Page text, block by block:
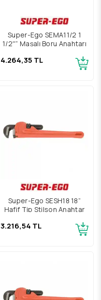
Super-Ego SEMA11/2 1
1/2''” Maşalı Boru Anahtarı
4.264,35 TL
Super-Ego SESH18 18”
Hafif Tip Stilson Anahtar
3.216,54 TL